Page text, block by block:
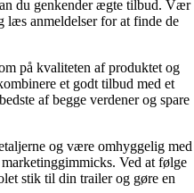
du genkender ægte tilbud. Vær
læs anmeldelser for at finde de
på kvaliteten af produktet og
et godt tilbud med et
af begge verdener og spare
og være omhyggelig med
Ved at følge
stik til din trailer og gøre en